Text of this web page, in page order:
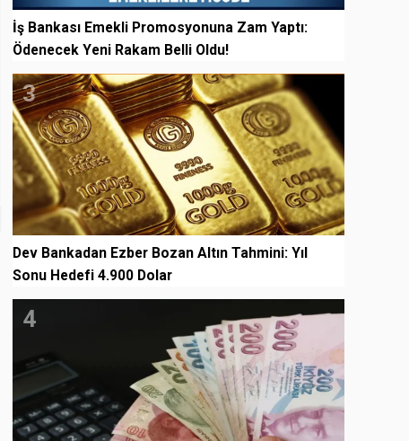
İş Bankası Emekli Promosyonuna Zam Yaptı:
Ödenecek Yeni Rakam Belli Oldu!
3
Dev Bankadan Ezber Bozan Altın Tahmini: Yıl
Sonu Hedefi 4.900 Dolar
4